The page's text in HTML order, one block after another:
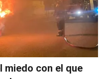
miedo con el que